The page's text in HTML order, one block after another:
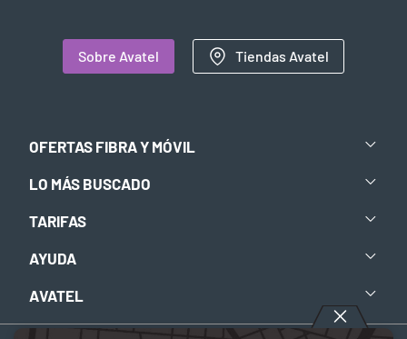
Sobre Avatel Tiendas Avatel
OFERTAS FIBRA Y MÓVIL
LO MÁS BUSCADO
TARIFAS
AYUDA
AVATEL